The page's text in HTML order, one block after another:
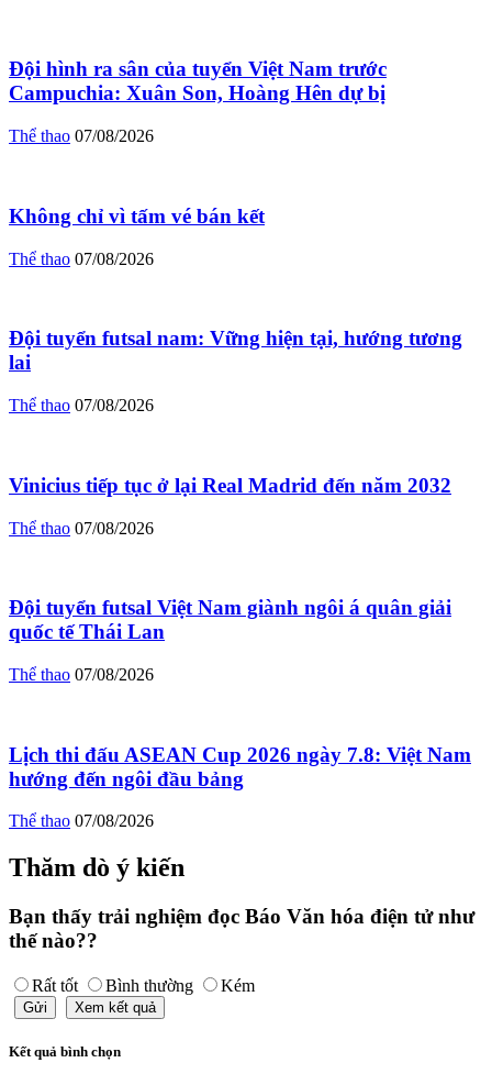
Đội hình ra sân của tuyển Việt Nam trước
Campuchia: Xuân Son, Hoàng Hên dự bị
Thể thao 07/08/2026
Không chỉ vì tấm vé bán kết
Thể thao 07/08/2026
Đội tuyển futsal nam: Vững hiện tại, hướng tương
lai
Thể thao 07/08/2026
Vinicius tiếp tục ở lại Real Madrid đến năm 2032
Thể thao 07/08/2026
Đội tuyển futsal Việt Nam giành ngôi á quân giải
quốc tế Thái Lan
Thể thao 07/08/2026
Lịch thi đấu ASEAN Cup 2026 ngày 7.8: Việt Nam
hướng đến ngôi đầu bảng
Thể thao 07/08/2026
Thăm dò ý kiến
Bạn thấy trải nghiệm đọc Báo Văn hóa điện tử như
thế nào??
Rất tốt Bình thường Kém
Gửi Xem kết quả
Kết quả bình chọn